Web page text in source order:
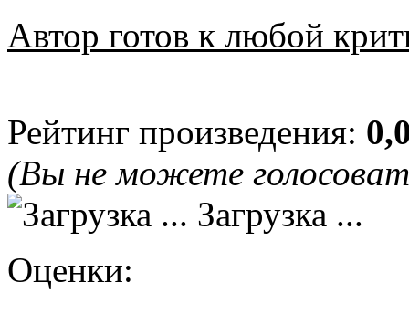
Автор готов к любой
Рейтинг произведения:
(Вы не можете
Загрузка ...
Оценки: